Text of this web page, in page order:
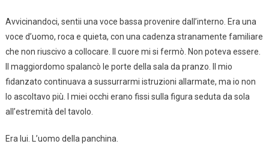
Avvicinandoci, sentii una voce bassa provenire dall’interno. Era una
voce d’uomo, roca e quieta, con una cadenza stranamente familiare
che non riuscivo a collocare. Il cuore mi si fermò. Non poteva essere.
Il maggiordomo spalancò le porte della sala da pranzo. Il mio
fidanzato continuava a sussurrarmi istruzioni allarmate, ma io non
lo ascoltavo più. I miei occhi erano fissi sulla figura seduta da sola
all’estremità del tavolo.
Era lui. L’uomo della panchina.